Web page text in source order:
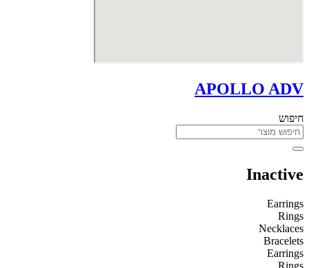
APOLLO ADV
חיפוש
Inactive
Earrings
Rings
Necklaces
Bracelets
Earrings
Rings